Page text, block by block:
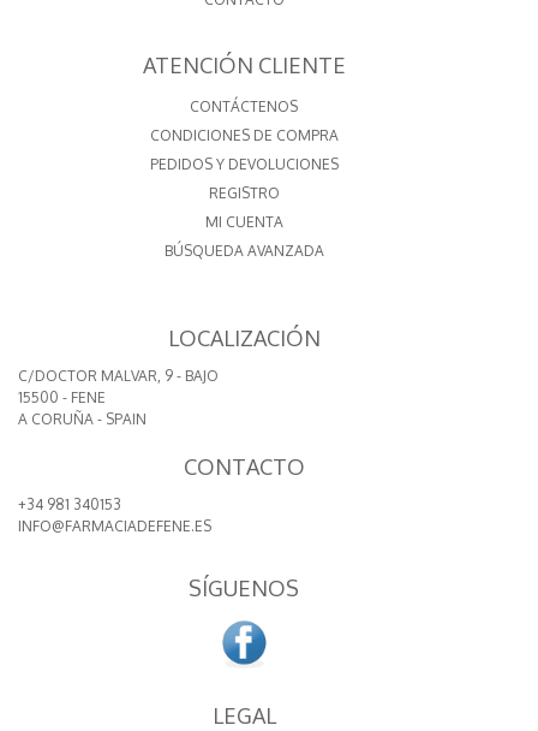
ATENCIÓN CLIENTE
CONTÁCTENOS
CONDICIONES DE COMPRA
PEDIDOS Y DEVOLUCIONES
REGISTRO
MI CUENTA
BÚSQUEDA AVANZADA
LOCALIZACIÓN
C/DOCTOR MALVAR, 9 - BAJO
15500 - FENE
A CORUÑA - SPAIN
CONTACTO
+34 981 340153
INFO@FARMACIADEFENE.ES
SÍGUENOS
LEGAL